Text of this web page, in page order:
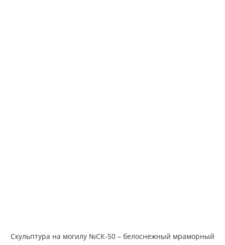
Скульптура на могилу №СК-50 – белоснежный мраморный